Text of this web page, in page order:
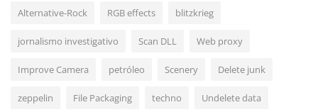
Alternative-Rock RGB effects blitzkrieg
jornalismo investigativo Scan DLL Web proxy
Improve Camera petróleo Scenery Delete junk
zeppelin File Packaging techno Undelete data